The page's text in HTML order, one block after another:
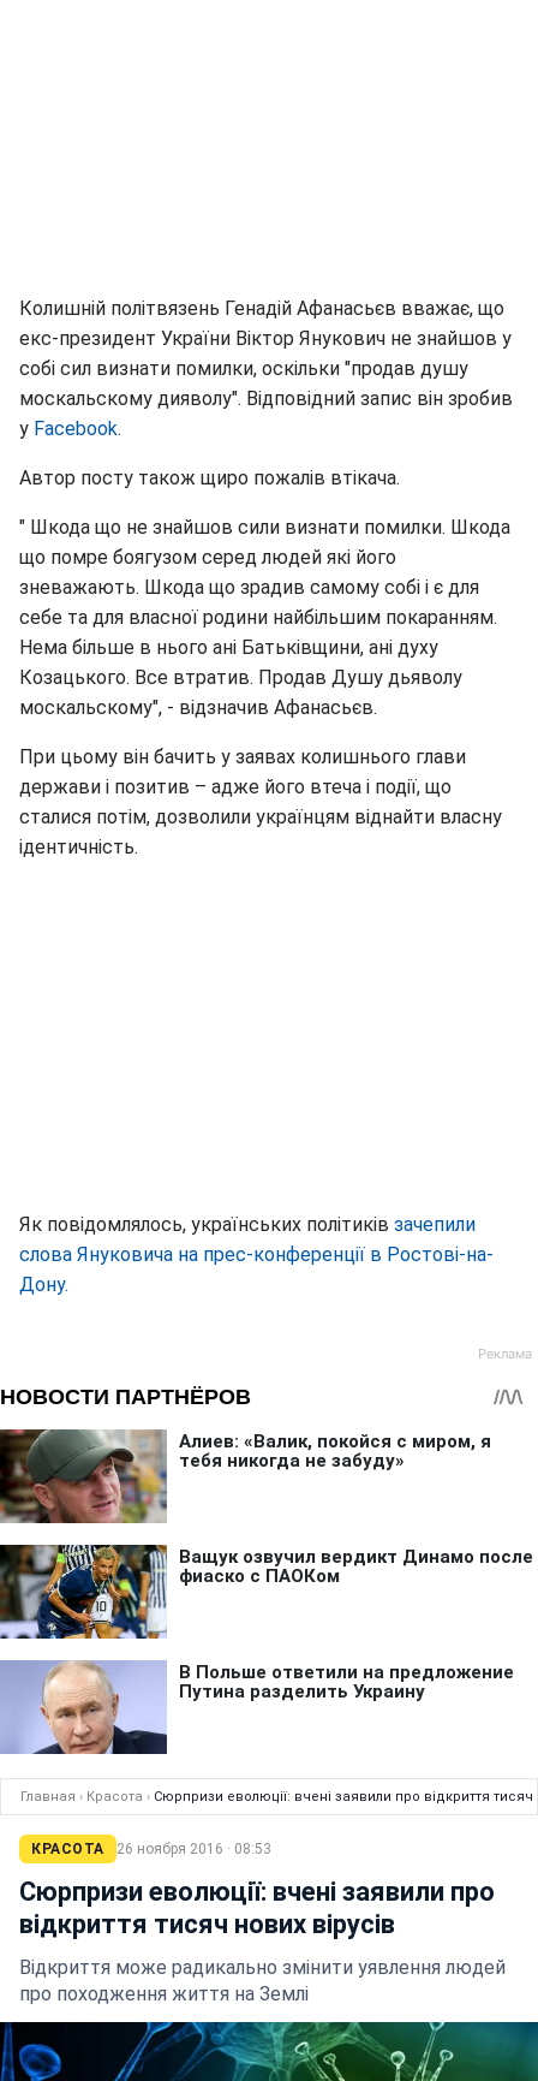
Колишній політвязень Генадій Афанасьєв вважає, що
екс-президент України Віктор Янукович не знайшов у
собі сил визнати помилки, оскільки "продав душу
москальскому дияволу". Відповідний запис він зробив
у Facebook.
Автор посту також щиро пожалів втікача.
" Шкода що не знайшов сили визнати помилки. Шкода
що помре боягузом серед людей які його
зневажають. Шкода що зрадив самому собі і є для
себе та для власної родини найбільшим покаранням.
Нема більше в нього ані Батьківщини, ані духу
Козацького. Все втратив. Продав Душу дьяволу
москальскому", - відзначив Афанасьєв.
При цьому він бачить у заявах колишнього глави
держави і позитив – адже його втеча і події, що
сталися потім, дозволили українцям віднайти власну
ідентичність.
Як повідомлялось, українських політиків зачепили
слова Януковича на прес-конференції в Ростові-на-
Дону.
Главная › Красота › Сюрпризи еволюції: вчені заявили про відкриття тисяч
КРАСОТА 26 ноября 2016 · 08:53
Сюрпризи еволюції: вчені заявили про
відкриття тисяч нових вірусів
Відкриття може радикально змінити уявлення людей
про походження життя на Землі